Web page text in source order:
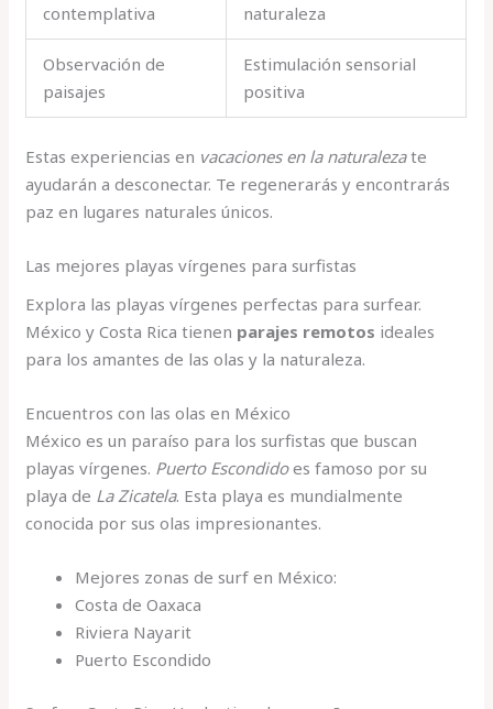
contemplativa
naturaleza
Observación de
paisajes
Estimulación sensorial
positiva
Estas experiencias en vacaciones en la naturalezate
ayudarán a desconectar. Te regenerarás y encontrarás
paz en lugares naturales únicos.
Las mejores playas vírgenes para surfistas
Explora las playas vírgenes perfectas para surfear.
México y Costa Rica tienen parajes remotos ideales
para los amantes de las olas y la naturaleza.
Encuentros con las olas en México
México es un paraíso para los surfistas que buscan
playas vírgenes. Puerto Escondidoes famoso por su
playa de La Zicatela. Esta playa es mundialmente
conocida por sus olas impresionantes.
Mejores zonas de surf en México:
Costa de Oaxaca
Riviera Nayarit
Puerto Escondido